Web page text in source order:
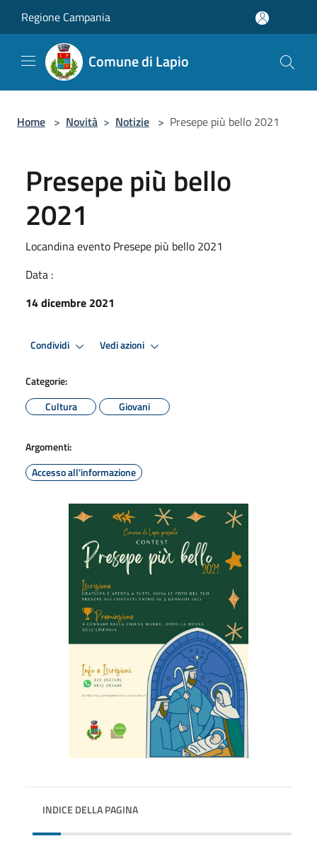
Regione Campania
Comune di Lapio
Home > Novità > Notizie > Presepe più bello 2021
Presepe più bello
2021
Locandina evento Presepe più bello 2021
Data :
14 dicembre 2021
Condividi Vedi azioni
Categorie:
Cultura
Giovani
Argomenti:
Accesso all'informazione
INDICE DELLA PAGINA